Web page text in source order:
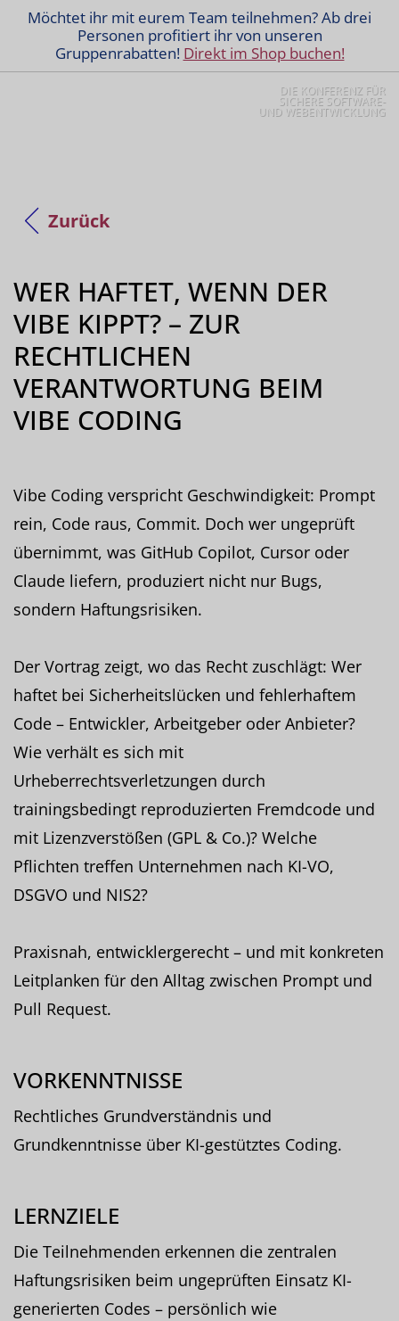
Möchtet ihr mit eurem Team teilnehmen? Ab drei
Personen profitiert ihr von unseren
Gruppenrabatten! Direkt im Shop buchen!
DIE KONFERENZ FÜR
SICHERE SOFTWARE-
UND WEBENTWICKLUNG
Zurück
WER HAFTET, WENN DER
VIBE KIPPT? – ZUR
RECHTLICHEN
VERANTWORTUNG BEIM
VIBE CODING
Vibe Coding verspricht Geschwindigkeit: Prompt
rein, Code raus, Commit. Doch wer ungeprüft
übernimmt, was GitHub Copilot, Cursor oder
Claude liefern, produziert nicht nur Bugs,
sondern Haftungsrisiken.
Der Vortrag zeigt, wo das Recht zuschlägt: Wer
haftet bei Sicherheitslücken und fehlerhaftem
Code – Entwickler, Arbeitgeber oder Anbieter?
Wie verhält es sich mit
Urheberrechtsverletzungen durch
trainingsbedingt reproduzierten Fremdcode und
mit Lizenzverstößen (GPL & Co.)? Welche
Pflichten treffen Unternehmen nach KI-VO,
DSGVO und NIS2?
Praxisnah, entwicklergerecht – und mit konkreten
Leitplanken für den Alltag zwischen Prompt und
Pull Request.
VORKENNTNISSE
Rechtliches Grundverständnis und
Grundkenntnisse über KI-gestütztes Coding.
LERNZIELE
Die Teilnehmenden erkennen die zentralen
Haftungsrisiken beim ungeprüften Einsatz KI-
generierten Codes – persönlich wie